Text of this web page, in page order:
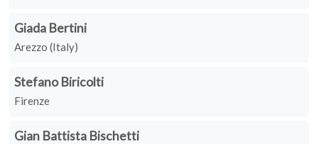
Giada Bertini
Arezzo (Italy)
Stefano Biricolti
Firenze
Gian Battista Bischetti